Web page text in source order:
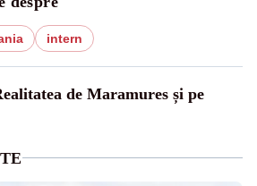
intern
de Maramures și pe